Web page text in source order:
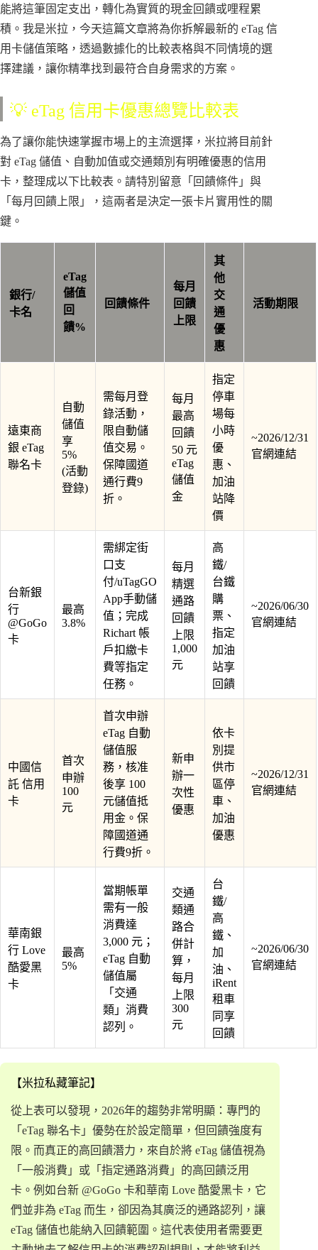
能將這筆固定支出，轉化為實質的現金回饋或哩程累
積。我是米拉，今天這篇文章將為你拆解最新的 eTag 信
用卡儲值策略，透過數據化的比較表格與不同情境的選
擇建議，讓你精準找到最符合自身需求的方案。
💡 eTag 信用卡優惠總覽比較表
為了讓你能快速掌握市場上的主流選擇，米拉將目前針
對 eTag 儲值、自動加值或交通類別有明確優惠的信用
卡，整理成以下比較表。請特別留意「回饋條件」與
「每月回饋上限」，這兩者是決定一張卡片實用性的關
鍵。
銀行/
卡名
eTag
儲值
回
饋%
回饋條件
每月
回饋
上限
其
他
交
通
優
惠
活動期限
遠東商
銀 eTag
聯名卡
自動
儲值
享
5%
(活動
登錄)
需每月登
錄活動，
限自動儲
值交易。
保障國道
通行費9
折。
每月
最高
回饋
50 元
eTag
儲值
金
指定
停車
場每
小時
優
惠、
加油
站降
價
~2026/12/31
官網連結
台新銀
行
@GoGo
卡
最高
3.8%
需綁定街
口支
付/uTagGO
App手動儲
值；完成
Richart 帳
戶扣繳卡
費等指定
任務。
每月
精選
通路
回饋
上限
1,000
元
高
鐵/
台鐵
購
票、
指定
加油
站享
回饋
~2026/06/30
官網連結
中國信
託 信用
卡
首次
申辦
100
元
首次申辦
eTag 自動
儲值服
務，核准
後享 100
元儲值抵
用金。保
障國道通
行費9折。
新申
辦一
次性
優惠
依卡
別提
供市
區停
車、
加油
優惠
~2026/12/31
官網連結
華南銀
行 Love
酷愛黑
卡
最高
5%
當期帳單
需有一般
消費達
3,000 元；
eTag 自動
儲值屬
「交通
類」消費
認列。
交通
類通
路合
併計
算，
每月
上限
300
元
台
鐵/
高
鐵、
加
油、
iRent
租車
同享
回饋
~2026/06/30
官網連結
【米拉私藏筆記】
從上表可以發現，2026年的趨勢非常明顯：專門的
「eTag 聯名卡」優勢在於設定簡單，但回饋強度有
限。而真正的高回饋潛力，來自於將 eTag 儲值視為
「一般消費」或「指定通路消費」的高回饋泛用
卡。例如台新 @GoGo 卡和華南 Love 酷愛黑卡，它
們並非為 eTag 而生，卻因為其廣泛的通路認列，讓
eTag 儲值也能納入回饋範圍。這代表使用者需要更